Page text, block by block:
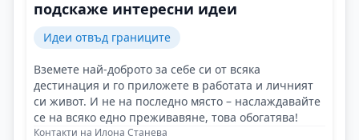
подскаже интересни идеи
Идеи отвъд границите
Вземете най-доброто за себе си от всяка
дестинация и го приложете в работата и личният
си живот. И не на последно място – наслаждавайте
се на всяко едно преживавяне, това обогатява!
Контакти на Илона Станева